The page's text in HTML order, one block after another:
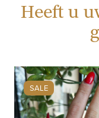
Heeft u
SALE